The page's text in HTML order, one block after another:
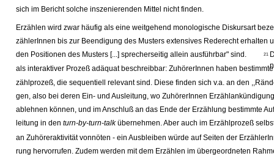
sich im Bericht solche inszenierenden Mittel nicht finden.
Erzählen wird zwar häufig als eine weitgehend monologische Diskursart
zählerInnen bis zur Beendigung des Musters extensives Rederecht erhalten
den Positionen des Musters [...] sprecherseitig allein ausführbar" sind.
21
als interaktiver Prozeß adäquat beschreibbar: ZuhörerInnen haben
zählprozeß, die sequentiell relevant sind. Diese finden sich v.a. an den
gen, also bei deren Ein- und Ausleitung, wo ZuhörerInnen
ablehnen können, und im Anschluß an das Ende der Erzählung bestimmte
leitung in denturn-by-turn-talkübernehmen. Aber auch im Erzählprozeß
an Zuhöreraktivität vonnöten - ein Ausbleiben würde auf Seiten der
rung hervorrufen. Zudem werden mit dem Erzählen im übergeordneten